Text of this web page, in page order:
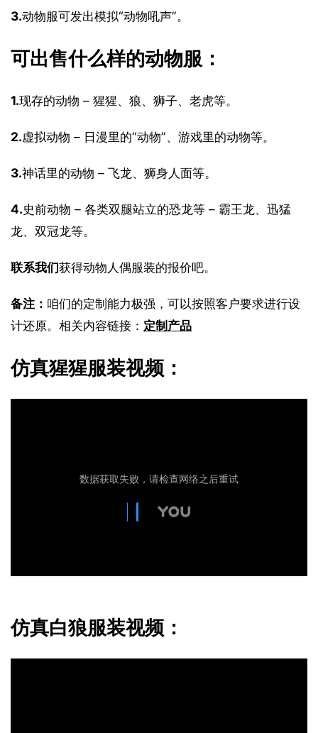
3.动物服可发出模拟“动物吼声”。
可出售什么样的动物服：
1.现存的动物 – 猩猩、狼、狮子、老虎等。
2.虚拟动物 – 日漫里的“动物”、游戏里的动物等。
3.神话里的动物 – 飞龙、狮身人面等。
4.史前动物 – 各类双腿站立的恐龙等 – 霸王龙、迅猛
龙、双冠龙等。
联系我们获得动物人偶服装的报价吧。
备注： 咱们的定制能力极强，可以按照客户要求进行设
计还原。相关内容链接： 定制产品
仿真猩猩服装视频：
仿真白狼服装视频：